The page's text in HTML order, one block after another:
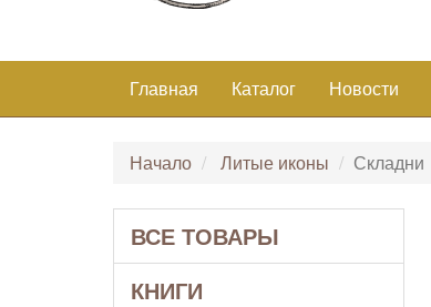
Главная Каталог Новости
Начало Литые иконы Складни
ВСЕ ТОВАРЫ
КНИГИ